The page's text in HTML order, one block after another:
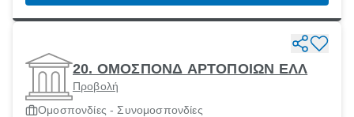
20. ΟΜΟΣΠΟΝΔ ΑΡΤΟΠΟΙΩΝ ΕΛΛ
Προβολή
Ομοσπονδίες - Συνομοσπονδίες